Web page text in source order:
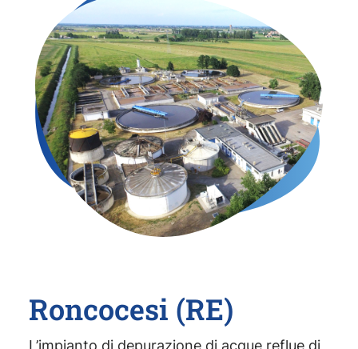
Roncocesi (RE)